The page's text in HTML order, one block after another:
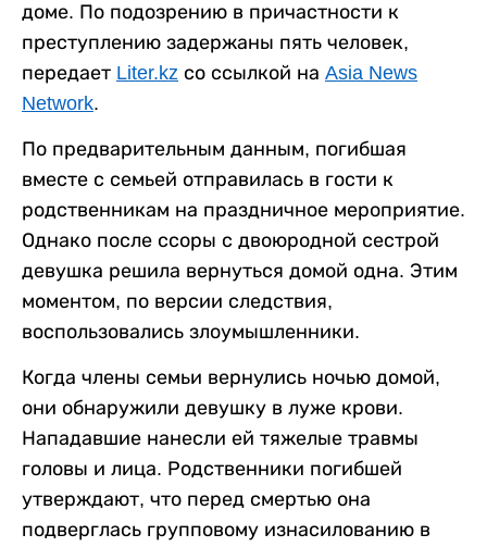
доме. По подозрению в причастности к
преступлению задержаны пять человек,
передает Liter.kz со ссылкой на Asia News
Network.
По предварительным данным, погибшая
вместе с семьей отправилась в гости к
родственникам на праздничное мероприятие.
Однако после ссоры с двоюродной сестрой
девушка решила вернуться домой одна. Этим
моментом, по версии следствия,
воспользовались злоумышленники.
Когда члены семьи вернулись ночью домой,
они обнаружили девушку в луже крови.
Нападавшие нанесли ей тяжелые травмы
головы и лица. Родственники погибшей
утверждают, что перед смертью она
подверглась групповому изнасилованию в